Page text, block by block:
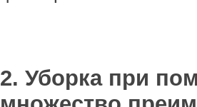
2. Уборка при